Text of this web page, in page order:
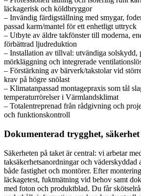
läckagerisk och köldbryggor
– Invändig färdigställning med smygar,
passad karm/mantel för ett enhetligt uttryck
– Utbyte av äldre takfönster till moderna,
förbättrad ljudreduktion
– Installation av tillval: utvändiga solskydd,
mörkläggning och integrerade
– Förstärkning av bärverk/takstolar vid
krav på högre snölast
– Klimatanpassad montagepraxis som tål
temperaturrörelser i Värmlandsklimat
– Totalentreprenad från rådgivning och
och funktionskontroll
Dokumenterad trygghet,
Säkerheten på taket är central: vi arbetar
taksäkerhetsanordningar och väderskyddad
både fastighet och montörer. Efter
läckagetest, fuktmätning vid behov samt
med foton och produktblad. Du får